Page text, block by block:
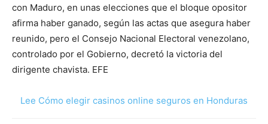
con Maduro, en unas elecciones que el bloque opositor
afirma haber ganado, según las actas que asegura haber
reunido, pero el Consejo Nacional Electoral venezolano,
controlado por el Gobierno, decretó la victoria del
dirigente chavista. EFE
Lee Cómo elegir casinos online seguros en Honduras